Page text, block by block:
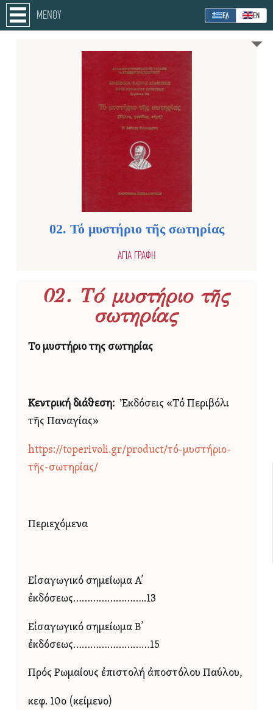
ΜΕΝΟΥ ΕΛ ΕΝ
02. Τό μυστήριο τῆς σωτηρίας
ΑΓΙΑ ΓΡΑΦΗ
02. Τό μυστήριο τῆς
σωτηρίας
Το μυστήριο της σωτηρίας
Κεντρική διάθεση: Ἐκδόσεις «Τό Περιβόλι
τῆς Παναγίας»
https://toperivoli.gr/product/τό-μυστήριο-
τῆς-σωτηρίας/
Περιεχόμενα
Εἰσαγωγικό σημείωμα Α’
ἐκδόσεως……………………..13
Εἰσαγωγικό σημείωμα Β’
ἐκδόσεως………………………15
Πρός Ρωμαίους ἐπιστολή ἀποστόλου Παύλου,
κεφ. 10ο (κείμενο)